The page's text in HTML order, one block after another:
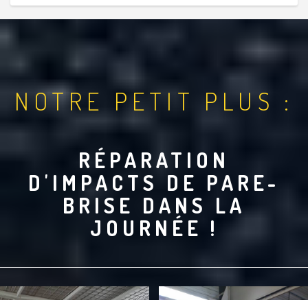
NOTRE PETIT PLUS :
RÉPARATION
D'IMPACTS DE PARE-
BRISE DANS LA
JOURNÉE !